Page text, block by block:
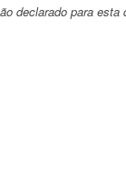
declarado para esta